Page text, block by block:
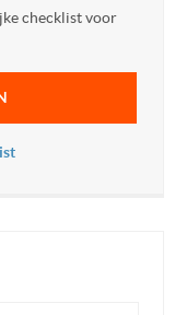
checklist voor